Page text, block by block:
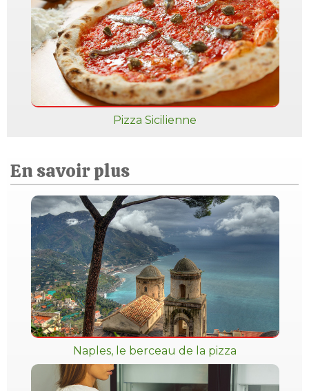
Pizza Sicilienne
En savoir plus
Naples, le berceau de la pizza